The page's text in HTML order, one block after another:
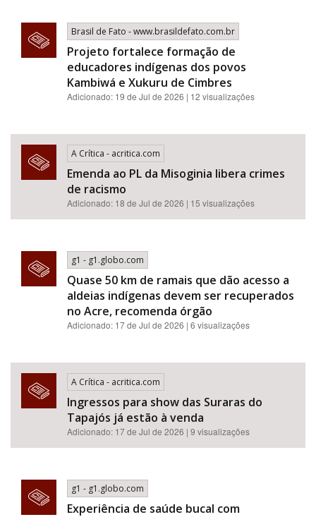
Brasil de Fato - www.brasildefato.com.br
Projeto fortalece formação de
educadores indígenas dos povos
Kambiwá e Xukuru de Cimbres
Adicionado: 19 de Jul de 2026 | 12 visualizações
A Crítica - acritica.com
Emenda ao PL da Misoginia libera crimes
de racismo​​​​​​​​​​​​​​​​​​​​​​​​​​​​​​​​​​​​​​​​​​
Adicionado: 18 de Jul de 2026 | 15 visualizações
g1 - g1.globo.com
Quase 50 km de ramais que dão acesso a
aldeias indígenas devem ser recuperados
no Acre, recomenda órgão
Adicionado: 17 de Jul de 2026 | 6 visualizações
A Crítica - acritica.com
Ingressos para show das Suraras do
Tapajós já estão à venda
Adicionado: 17 de Jul de 2026 | 9 visualizações
g1 - g1.globo.com
Experiência de saúde bucal com